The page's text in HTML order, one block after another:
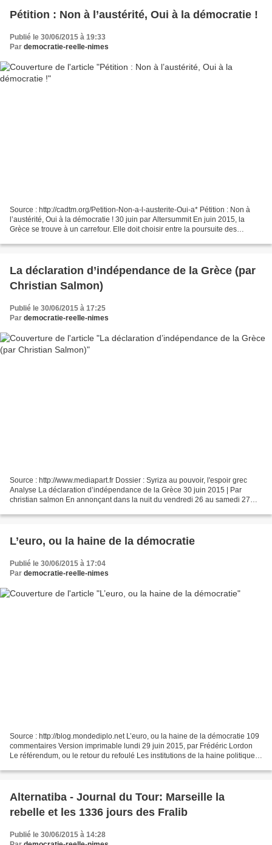
Pétition : Non à l’austérité, Oui à la démocratie !
Publié le 30/06/2015 à 19:33
Par democratie-reelle-nimes
Source : http://cadtm.org/Petition-Non-a-l-austerite-Oui-a* Pétition : Non à
l’austérité, Oui à la démocratie ! 30 juin par Altersummit En juin 2015, la
Grèce se trouve à un carrefour. Elle doit choisir entre la poursuite des
La déclaration d’indépendance de la Grèce (par
Christian Salmon)
Publié le 30/06/2015 à 17:25
Par democratie-reelle-nimes
Source : http://www.mediapart.fr Dossier : Syriza au pouvoir, l'espoir grec
Analyse La déclaration d’indépendance de la Grèce 30 juin 2015 | Par
christian salmon En annonçant dans la nuit du vendredi 26 au samedi 27
L’euro, ou la haine de la démocratie
Publié le 30/06/2015 à 17:04
Par democratie-reelle-nimes
Source : http://blog.mondediplo.net L’euro, ou la haine de la démocratie 109
commentaires Version imprimable lundi 29 juin 2015, par Frédéric Lordon
Le référendum, ou le retour du refoulé Les institutions de la haine politique
Alternatiba - Journal du Tour: Marseille la
rebelle et les 1336 jours des Fralib
Publié le 30/06/2015 à 14:28